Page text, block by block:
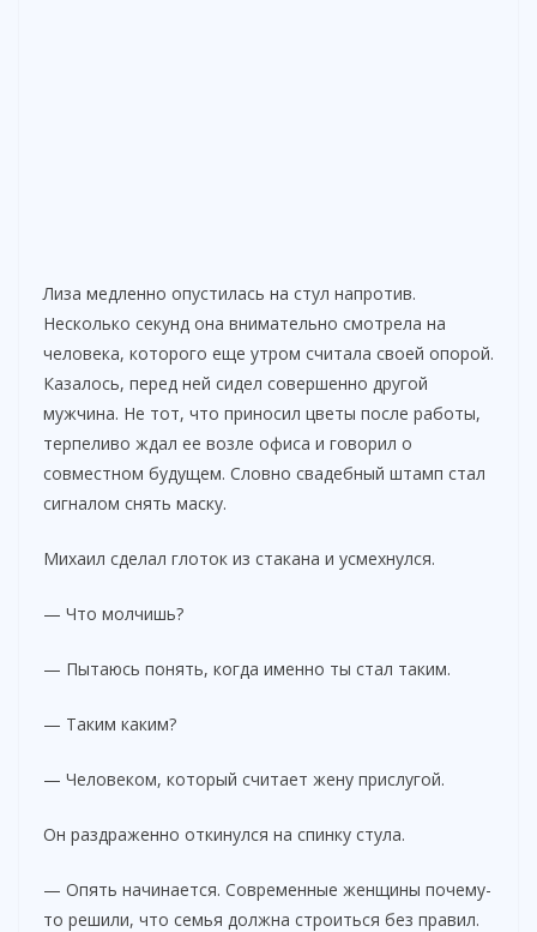
Лиза медленно опустилась на стул напротив.
Несколько секунд она внимательно смотрела на
человека, которого еще утром считала своей опорой.
Казалось, перед ней сидел совершенно другой
мужчина. Не тот, что приносил цветы после работы,
терпеливо ждал ее возле офиса и говорил о
совместном будущем. Словно свадебный штамп стал
сигналом снять маску.
Михаил сделал глоток из стакана и усмехнулся.
— Что молчишь?
— Пытаюсь понять, когда именно ты стал таким.
— Таким каким?
— Человеком, который считает жену прислугой.
Он раздраженно откинулся на спинку стула.
— Опять начинается. Современные женщины почему-
то решили, что семья должна строиться без правил.